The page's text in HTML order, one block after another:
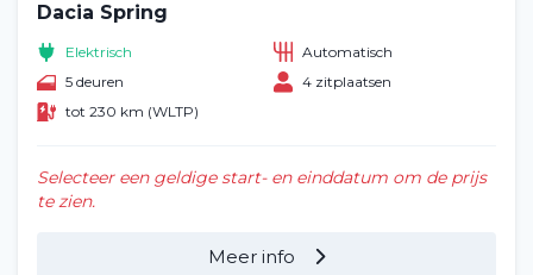
Dacia Spring
Elektrisch
Automatisch
5 deuren
4 zitplaatsen
tot 230 km (WLTP)
Selecteer een geldige start- en einddatum om de prijs
te zien.
Meer info